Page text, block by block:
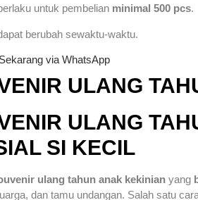
untuk pembelian minimal 500 pcs.
berubah sewaktu-waktu.
via WhatsApp
ULANG
ULANG
SI KECIL
ulang tahun anak kekinian yang
dan tamu undangan. Salah satu